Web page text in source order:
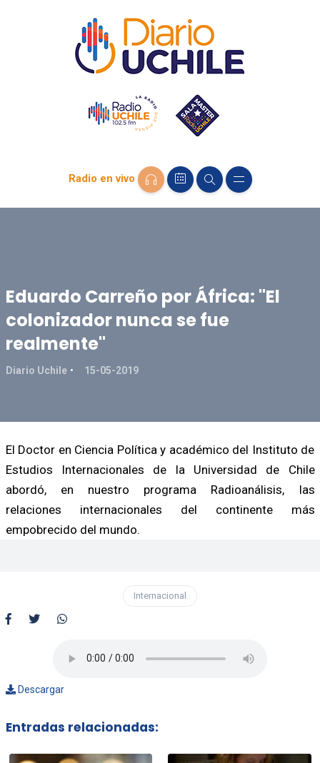
Radio en vivo
Eduardo Carreño por África: "El
colonizador nunca se fue
realmente"
Diario Uchile 15-05-2019
El Doctor en Ciencia Política y académico del Instituto de
Estudios Internacionales de la Universidad de Chile
abordó, en nuestro programa Radioanálisis, las
relaciones internacionales del continente más
empobrecido del mundo.
Internacional
Descargar
Entradas relacionadas: